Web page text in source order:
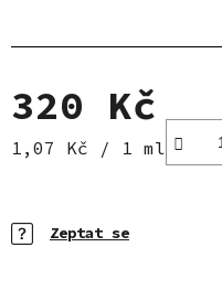
320 Kč
Měrná cena:
1,07 Kč / 1 ml
Zeptat se